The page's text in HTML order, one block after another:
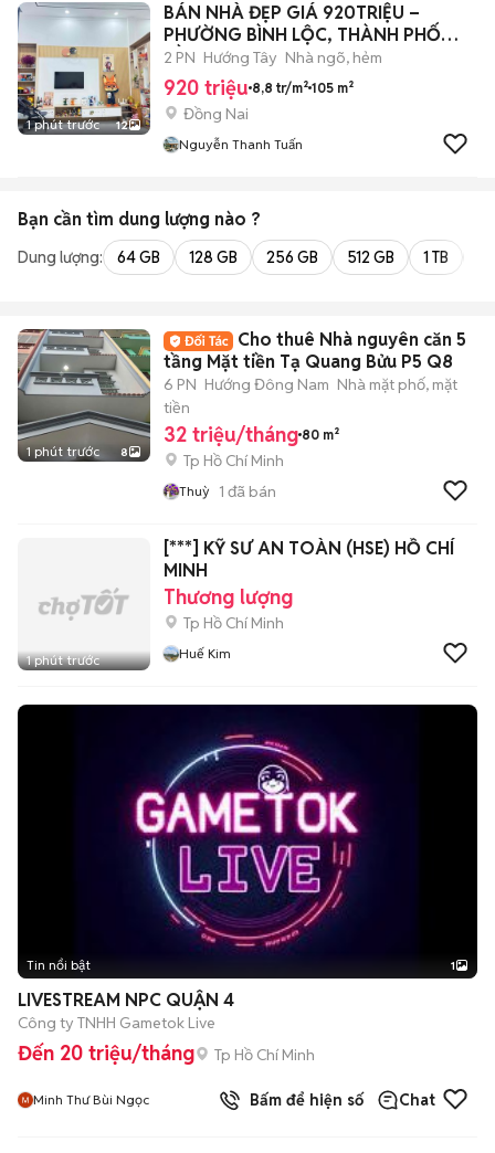
1 phút trước 12
BÁN NHÀ ĐẸP GIÁ 920TRIỆU –
PHƯỜNG BÌNH LỘC, THÀNH PHỐ
ĐỒNG NAI
2 PN Hướng Tây Nhà ngõ, hẻm
920 triệu 8,8 tr/m² 105 m²
Đồng Nai
Nguyễn Thanh Tuấn
Bạn cần tìm dung lượng nào ?
Dung lượng: 64 GB 128 GB 256 GB 512 GB 1 TB
1 phút trước 8
Cho thuê Nhà nguyên căn 5
tầng Mặt tiền Tạ Quang Bửu P5 Q8
6 PN Hướng Đông Nam Nhà mặt phố, mặt
tiền
32 triệu/tháng 80 m²
Tp Hồ Chí Minh
Thuỳ 1 đã bán
1 phút trước
[***] KỸ SƯ AN TOÀN (HSE) HỒ CHÍ
MINH
Thương lượng
Tp Hồ Chí Minh
Huế Kim
Tin nổi bật 1
LIVESTREAM NPC QUẬN 4
Công ty TNHH Gametok Live
Đến 20 triệu/tháng Tp Hồ Chí Minh
Minh Thư Bùi Ngọc Bấm để hiện số Chat